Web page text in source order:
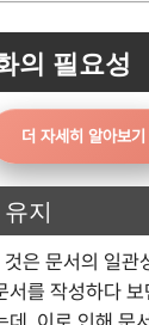
의 필요성
더 자세히 알아보기
지
은 문서의 일관
서를 작성하다